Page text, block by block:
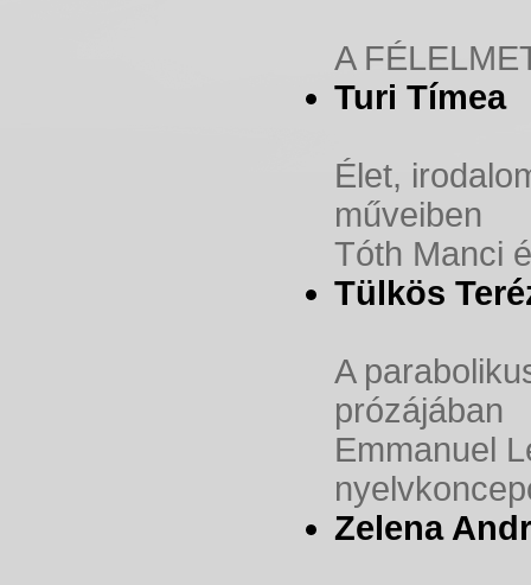
A
Turi Tímea
Élet,
műveiben
Tóth Manci
Tülkös
A
prózájában
Emmanuel
Zelena